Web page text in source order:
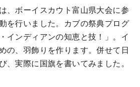
、ボーイスカウト富山県大会に参
を行いました。カブの祭典プログ
インディアンの知恵と技！」。イ
の、羽飾りを作ります。併せて日
、実際に国旗を書いてみました。